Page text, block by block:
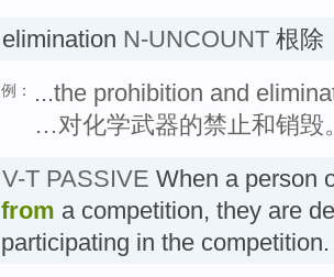
elimination N-UNCOUNT 根除
例：
...the prohibition and
…对化学武器的禁止和销毁
V-T PASSIVE When a person
from a competition, they are
participating in the